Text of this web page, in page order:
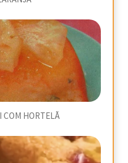
COM HORTELÃ